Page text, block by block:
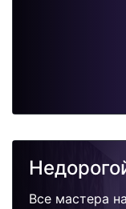
Все мастера